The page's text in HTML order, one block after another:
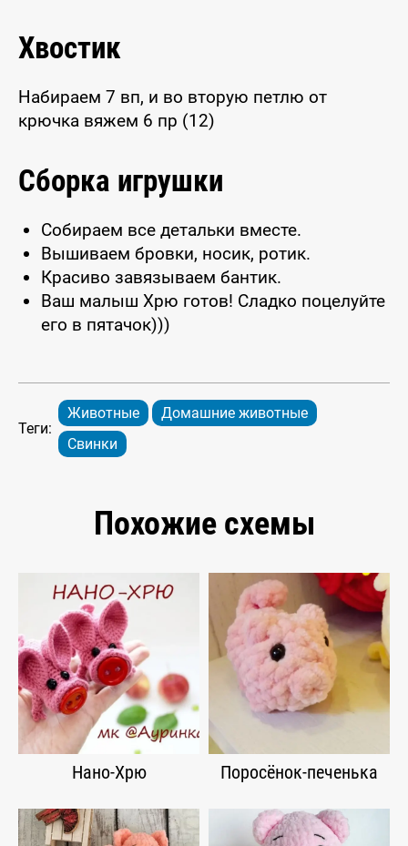
Хвостик
Набираем 7 вп, и во вторую петлю от
крючка вяжем 6 пр (12)
Сборка игрушки
Собираем все детальки вместе.
Вышиваем бровки, носик, ротик.
Красиво завязываем бантик.
Ваш малыш Хрю готов! Сладко поцелуйте
его в пятачок)))
Теги:
Животные
Домашние животные
Свинки
Похожие схемы
Нано-Хрю Поросёнок-печенька